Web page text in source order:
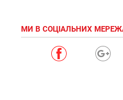
МИ В СОЦІАЛЬНИХ